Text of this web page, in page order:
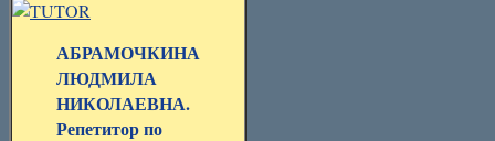
АБРАМОЧКИНА
ЛЮДМИЛА
НИКОЛАЕВНА.
Репетитор по